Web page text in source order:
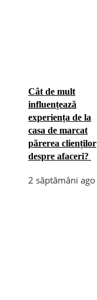
Cât de mult
influențează
experiența de la
casa de marcat
părerea clienților
despre afaceri?
2 săptămâni ago